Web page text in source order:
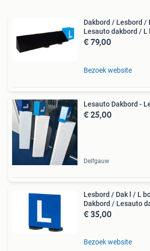
Dakbord / Lesbord /
Lesauto dakbord / L
€ 79,00
Bezoek website
Lesauto Dakbord -
€ 25,00
Delfgauw
Lesbord / Dak l / L
Dakbord / Lesauto
€ 35,00
Bezoek website